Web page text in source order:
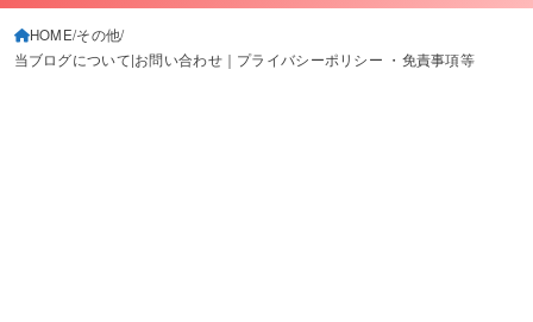
HOME その他
当ブログについて|お問い合わせ｜プライバシーポリシー ・免責事項等